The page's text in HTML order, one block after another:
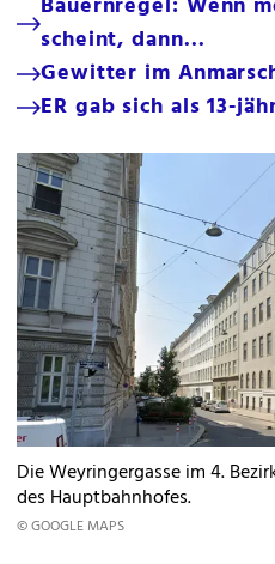
scheint, dann...
Gewitter im
ER gab sich als 13-
Die Weyringergasse im 4.
des Hauptbahnhofes.
© GOOGLE MAPS